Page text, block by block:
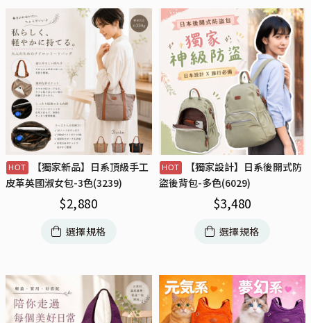
【獨家新品】日系頂級手工
皮革英國淑女包-3色(3239)
$2,880
選擇規格
【獨家設計】日系後開式防
盜後背包-多色(6029)
$3,480
選擇規格